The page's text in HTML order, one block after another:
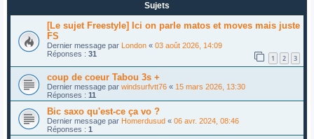
Sujets
[Le sujet Freestyle] Ici on parle matos et moves mais juste
FS
Dernier message par London « 03 août 2026, 14:09
Réponses : 31 1 2 3
coup de coeur Tabou 3s +
Dernier message par windsurfvtt76 « 15 mars 2026, 13:30
Réponses : 11
Bic saxo qu'est-ce ça vo ?
Dernier message par Homerdusud « 06 avr. 2024, 08:46
Réponses : 1